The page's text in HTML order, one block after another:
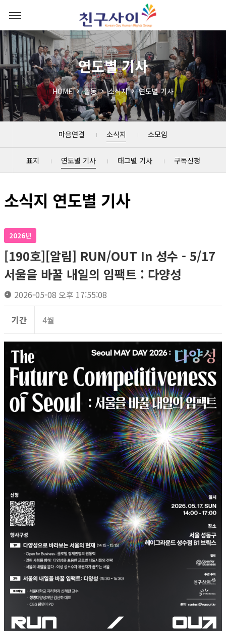
연도별 기사
HOME 활동 소식지 연도별 기사
마음연결 소식지 소모임
표지 연도별 기사 태그별 기사 구독신청
소식지 연도별 기사
2026년
[190호][알림] RUN/OUT In 성수 - 5/17
서울을 바꿀 내일의 임팩트 : 다양성
2026-05-08 오후 17:55:08
기간 4월